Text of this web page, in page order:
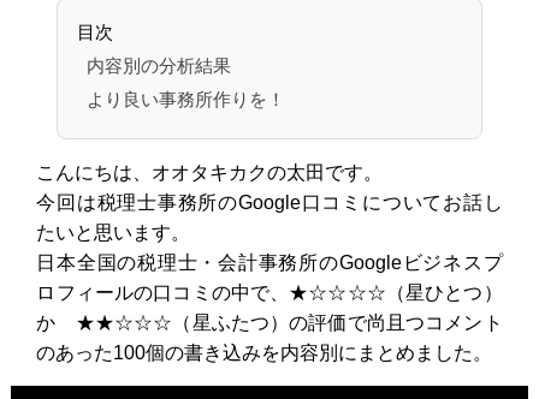
目次
内容別の分析結果
より良い事務所作りを！
こんにちは、オオタキカクの太田です。
今回は税理士事務所のGoogle口コミについてお話し
たいと思います。
日本全国の税理士・会計事務所のGoogleビジネスプ
ロフィールの口コミの中で、★☆☆☆☆（星ひとつ）
か ★★☆☆☆（星ふたつ）の評価で尚且つコメント
のあった100個の書き込みを内容別にまとめました。